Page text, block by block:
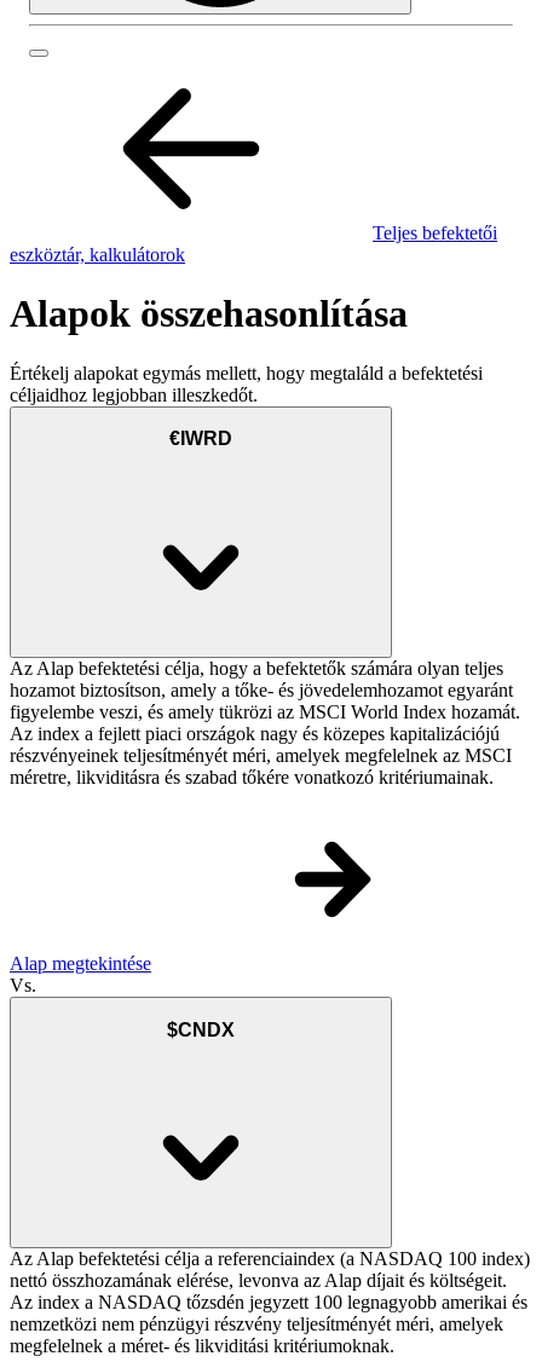
Teljes befektetői
eszköztár, kalkulátorok
Alapok összehasonlítása
Értékelj alapokat egymás mellett, hogy megtaláld a befektetési
céljaidhoz legjobban illeszkedőt.
€IWRD
Az Alap befektetési célja, hogy a befektetők számára olyan teljes
hozamot biztosítson, amely a tőke- és jövedelemhozamot egyaránt
figyelembe veszi, és amely tükrözi az MSCI World Index hozamát.
Az index a fejlett piaci országok nagy és közepes kapitalizációjú
részvényeinek teljesítményét méri, amelyek megfelelnek az MSCI
méretre, likviditásra és szabad tőkére vonatkozó kritériumainak.
Alap megtekintése
Vs.
$CNDX
Az Alap befektetési célja a referenciaindex (a NASDAQ 100 index)
nettó összhozamának elérése, levonva az Alap díjait és költségeit.
Az index a NASDAQ tőzsdén jegyzett 100 legnagyobb amerikai és
nemzetközi nem pénzügyi részvény teljesítményét méri, amelyek
megfelelnek a méret- és likviditási kritériumoknak.